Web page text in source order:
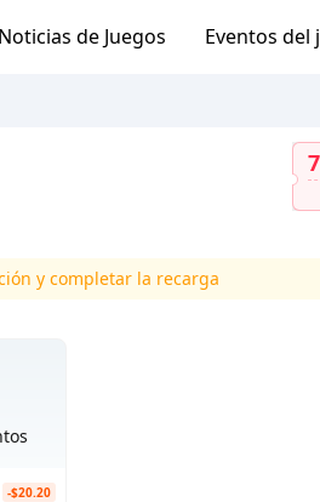
Noticias de Juegos Eventos del
y completar la recarga
-$20.20